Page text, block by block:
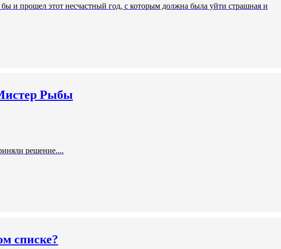
и прошел этот несчастный год, с которым должна была уйти страшная и
Рыбы
решение....
списке?